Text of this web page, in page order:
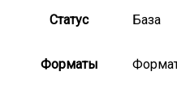
Статус База
Форматы